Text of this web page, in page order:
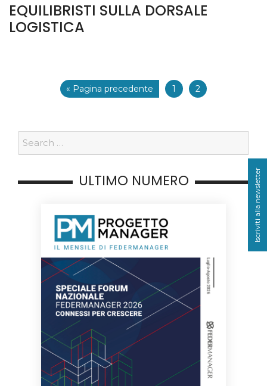
EQUILIBRISTI SULLA DORSALE
LOGISTICA
« Pagina precedente 1 2
ULTIMO NUMERO Iscriviti alla newsletter